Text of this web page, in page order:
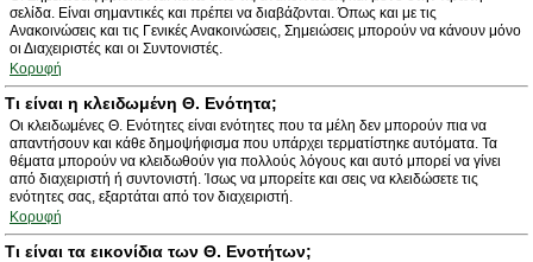
σελίδα. Είναι σημαντικές και πρέπει να διαβάζονται. Όπως και με τις
Ανακοινώσεις και τις Γενικές Ανακοινώσεις, Σημειώσεις μπορούν να κάνουν μόνο
οι Διαχειριστές και οι Συντονιστές.
Κορυφή
Τι είναι η κλειδωμένη Θ. Ενότητα;
Οι κλειδωμένες Θ. Ενότητες είναι ενότητες που τα μέλη δεν μπορούν πια να
απαντήσουν και κάθε δημοψήφισμα που υπάρχει τερματίστηκε αυτόματα. Τα
θέματα μπορούν να κλειδωθούν για πολλούς λόγους και αυτό μπορεί να γίνει
από διαχειριστή ή συντονιστή. Ίσως να μπορείτε και σεις να κλειδώσετε τις
ενότητες σας, εξαρτάται από τον διαχειριστή.
Κορυφή
Τι είναι τα εικονίδια των Θ. Ενοτήτων;